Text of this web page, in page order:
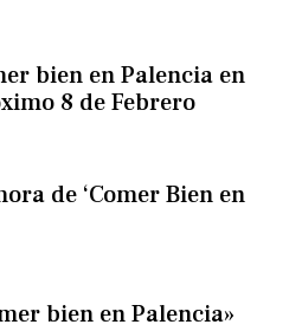
bien en Palencia en
8 de Febrero
de ‘Comer Bien en
bien en Palencia»